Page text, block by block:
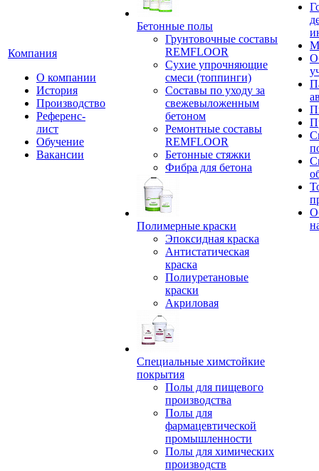
Компания
О компании
История
Производство
Референс-
лист
Обучение
Вакансии
Бетонные полы
Грунтовочные составы
REMFLOOR
Сухие упрочняющие
смеси (топпинги)
Составы по уходу за
свежевыложенным
бетоном
Ремонтные составы
REMFLOOR
Бетонные стяжки
Фибра для бетона
Полимерные краски
Эпоксидная краска
Антистатическая
краска
Полиуретановые
краски
Акриловая
Специальные химстойкие
покрытия
Полы для пищевого
производства
Полы для
фармацевтической
промышленности
Полы для химических
производств